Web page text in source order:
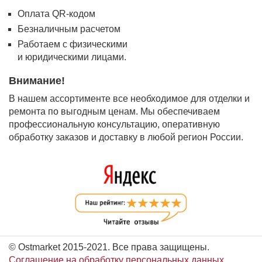
Оплата QR-кодом
Безналичным расчетом
Работаем с физическими
и юридическими лицами.
Внимание!
В нашем ассортименте все необходимое для отделки и
ремонта по выгодным ценам. Мы обеспечиваем
профессиональную консультацию, оперативную
обработку заказов и доставку в любой регион России.
© Ostmarket 2015-2021. Все права защищены.
Соглашение на обработку персональных данных